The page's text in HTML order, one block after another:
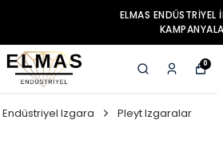
ILE SEÇILI ÜRÜNLERDE ÖZEL
0
Endüstriyel Izgara Pleyt Izgaralar